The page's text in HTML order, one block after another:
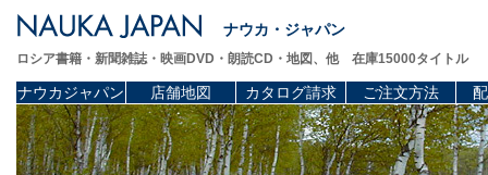
ナウカ・ジャパン
ロシア書籍・新聞雑誌・映画DVD・朗読CD・地図、他 在庫15000タイトル
ナウカジャパン 店舗地図 カタログ請求 ご注文方法